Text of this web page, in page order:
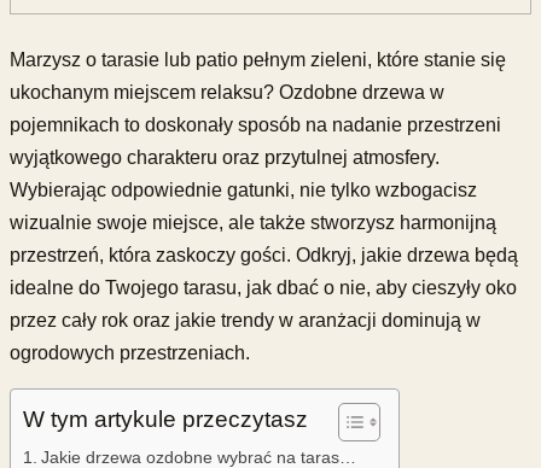
Marzysz o tarasie lub patio pełnym zieleni, które stanie się
ukochanym miejscem relaksu? Ozdobne drzewa w
pojemnikach to doskonały sposób na nadanie przestrzeni
wyjątkowego charakteru oraz przytulnej atmosfery.
Wybierając odpowiednie gatunki, nie tylko wzbogacisz
wizualnie swoje miejsce, ale także stworzysz harmonijną
przestrzeń, która zaskoczy gości. Odkryj, jakie drzewa będą
idealne do Twojego tarasu, jak dbać o nie, aby cieszyły oko
przez cały rok oraz jakie trendy w aranżacji dominują w
ogrodowych przestrzeniach.
W tym artykule przeczytasz
Jakie drzewa ozdobne wybrać na taras…